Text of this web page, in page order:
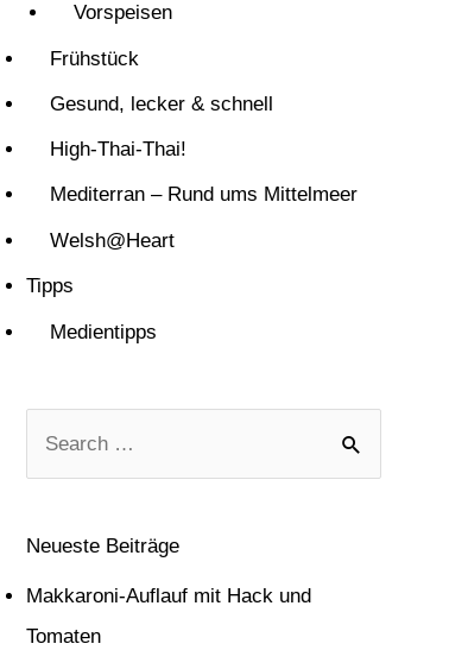
Vorspeisen
Frühstück
Gesund, lecker & schnell
High-Thai-Thai!
Mediterran – Rund ums Mittelmeer
Welsh@Heart
Tipps
Medientipps
Neueste Beiträge
Makkaroni-Auflauf mit Hack und
Tomaten